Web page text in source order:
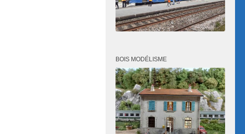
BOIS MODÉLISME